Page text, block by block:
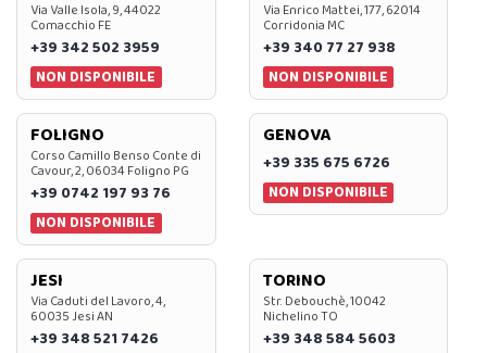
Via Valle Isola, 9, 44022
Comacchio FE
+39 342 502 3959
NON DISPONIBILE
Via Enrico Mattei, 177, 62014
Corridonia MC
+39 340 77 27 938
NON DISPONIBILE
FOLIGNO
Corso Camillo Benso Conte di
Cavour, 2, 06034 Foligno PG
+39 0742 197 93 76
NON DISPONIBILE
GENOVA
+39 335 675 6726
NON DISPONIBILE
JESI
Via Caduti del Lavoro, 4,
60035 Jesi AN
+39 348 521 7426
TORINO
Str. Debouchè, 10042
Nichelino TO
+39 348 584 5603